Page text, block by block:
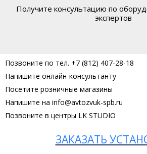
Получите консультацию по
экспертов
Позвоните по тел. +7 (812) 407-28-18
Напишите онлайн-консультанту
Посетите розничные магазины
Напишите на info@avtozvuk-spb.ru
Позвоните в центры LK STUDIO
ЗАКАЗАТЬ